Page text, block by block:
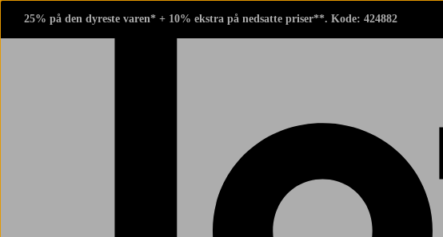
25% på den dyreste varen* + 10% ekstra på nedsatte priser**. Kode: 424882